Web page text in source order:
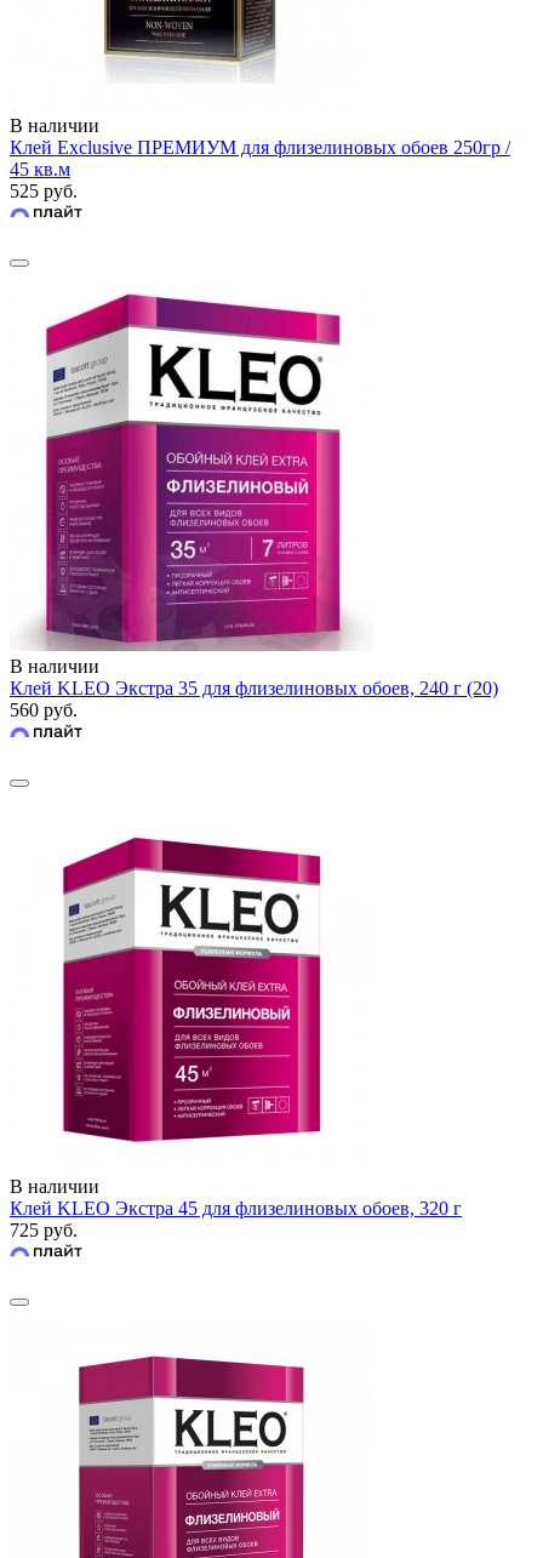
В наличии
Клей Exclusive ПРЕМИУМ для флизелиновых обоев 250гр /
45 кв.м
525 руб.
В наличии
Клей KLEO Экстра 35 для флизелиновых обоев, 240 г (20)
560 руб.
В наличии
Клей KLEO Экстра 45 для флизелиновых обоев, 320 г
725 руб.